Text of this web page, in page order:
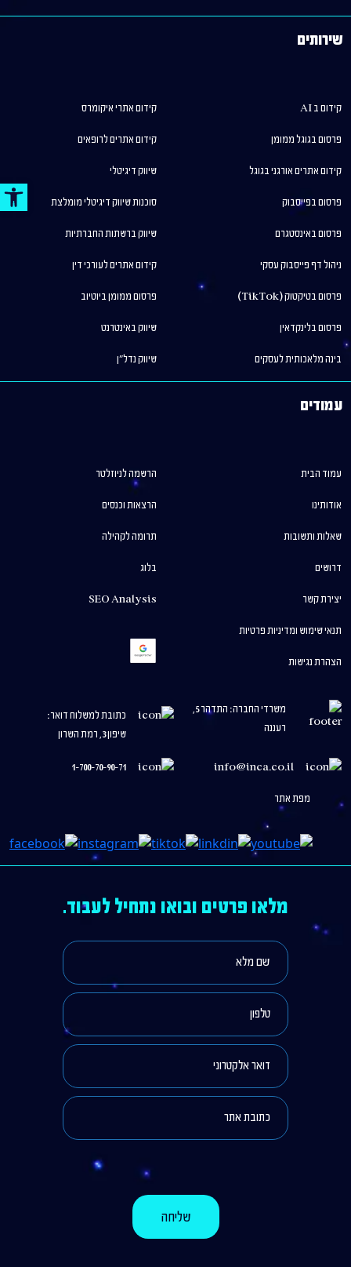
שירותים
קידום ב AI
פרסום בגוגל ממומן
קידום אתרים אורגני בגוגל
פרסום בפייסבוק
פרסום באינסטגרם
ניהול דף פייסבוק עסקי
פרסום בטיקטוק (TikTok)
פרסום בלינקדאין
בינה מלאכותית לעסקים
קידום אתרי איקומרס
קידום אתרים לרופאים
שיווק דיגיטלי
סוכנות שיווק דיגיטלי מומלצת
שיווק ברשתות החברתיות
קידום אתרים לעורכי דין
פרסום ממומן ביוטיוב
שיווק באינטרנט
שיווק נדל"ן
עמודים
עמוד הבית
אודותינו
שאלות ותשובות
דרושים
יצירת קשר
תנאי שימוש ומדיניות פרטיות
הצהרת נגישות
הרשמה לניוזלטר
הרצאות וכנסים
תרומה לקהילה
בלוג
SEO Analysis
משרדי החברה: התדהר 5,
רעננה
כתובת למשלוח דואר:
שיפון 3, רמת השרון
info@inca.co.il
1-700-70-90-71
מפת אתר
מלאו פרטים ובואו נתחיל לעבוד.
פתח